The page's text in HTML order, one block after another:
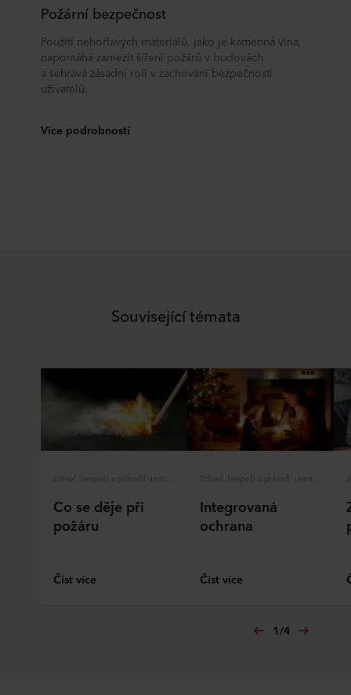
Požární bezpečnost
Použití nehořlavých materiálů, jako je kamenná vlna,
napomáhá zamezit šíření požárů v budovách
a sehrává zásadní roli v zachování bezpečnosti
uživatelů.
Více podrobností
Související témata
Co se děje při
požáru
Číst více
Integrovaná
ochrana
Číst více
1/4